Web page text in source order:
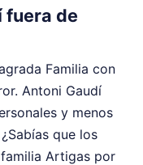
fuera de
Familia con
Antoni Gaudí
y menos
que los
Artigas por